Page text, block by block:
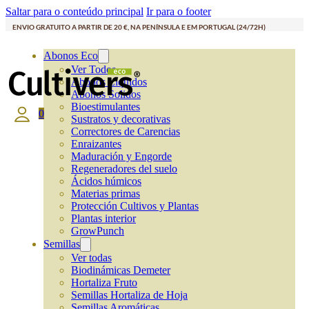
Saltar para o conteúdo principal Ir para o footer
ENVIO GRATUITO A PARTIR DE 20 €, NA PENÍNSULA E EM PORTUGAL (24/72H)
Abonos Eco
Ver Todos
Abonos Líquidos
Abonos Solidos
Bioestimulantes
Sustratos y decorativas
Correctores de Carencias
Enraizantes
Maduración y Engorde
Regeneradores del suelo
Ácidos húmicos
Materias primas
Protección Cultivos y Plantas
Plantas interior
GrowPunch
Semillas
Ver todas
Biodinámicas Demeter
Hortaliza Fruto
Semillas Hortaliza de Hoja
0